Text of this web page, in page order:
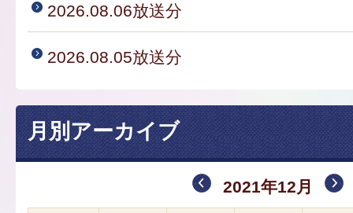
2026.08.06放送分
2026.08.05放送分
月別アーカイブ
2021年12月